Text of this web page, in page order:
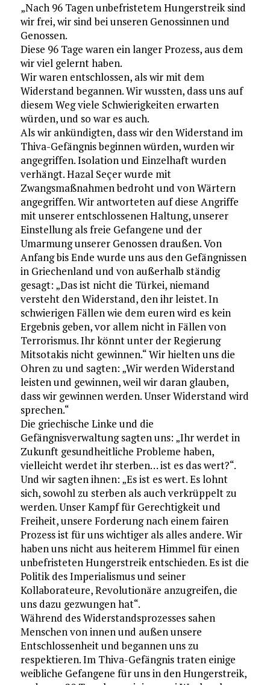
„Nach 96 Tagen unbefristetem Hungerstreik sind
wir frei, wir sind bei unseren Genossinnen und
Genossen.
Diese 96 Tage waren ein langer Prozess, aus dem
wir viel gelernt haben.
Wir waren entschlossen, als wir mit dem
Widerstand begannen. Wir wussten, dass uns auf
diesem Weg viele Schwierigkeiten erwarten
würden, und so war es auch.
Als wir ankündigten, dass wir den Widerstand im
Thiva-Gefängnis beginnen würden, wurden wir
angegriffen. Isolation und Einzelhaft wurden
verhängt. Hazal Seçer wurde mit
Zwangsmaßnahmen bedroht und von Wärtern
angegriffen. Wir antworteten auf diese Angriffe
mit unserer entschlossenen Haltung, unserer
Einstellung als freie Gefangene und der
Umarmung unserer Genossen draußen. Von
Anfang bis Ende wurde uns aus den Gefängnissen
in Griechenland und von außerhalb ständig
gesagt: „Das ist nicht die Türkei, niemand
versteht den Widerstand, den ihr leistet. In
schwierigen Fällen wie dem euren wird es kein
Ergebnis geben, vor allem nicht in Fällen von
Terrorismus. Ihr könnt unter der Regierung
Mitsotakis nicht gewinnen.“ Wir hielten uns die
Ohren zu und sagten: „Wir werden Widerstand
leisten und gewinnen, weil wir daran glauben,
dass wir gewinnen werden. Unser Widerstand wird
sprechen.“
Die griechische Linke und die
Gefängnisverwaltung sagten uns: „Ihr werdet in
Zukunft gesundheitliche Probleme haben,
vielleicht werdet ihr sterben… ist es das wert?“.
Und wir sagten ihnen: „Es ist es wert. Es lohnt
sich, sowohl zu sterben als auch verkrüppelt zu
werden. Unser Kampf für Gerechtigkeit und
Freiheit, unsere Forderung nach einem fairen
Prozess ist für uns wichtiger als alles andere. Wir
haben uns nicht aus heiterem Himmel für einen
unbefristeten Hungerstreik entschieden. Es ist die
Politik des Imperialismus und seiner
Kollaborateure, Revolutionäre anzugreifen, die
uns dazu gezwungen hat“.
Während des Widerstandsprozesses sahen
Menschen von innen und außen unsere
Entschlossenheit und begannen uns zu
respektieren. Im Thiva-Gefängnis traten einige
weibliche Gefangene für uns in den Hungerstreik,